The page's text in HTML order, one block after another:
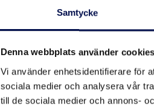
Samtycke
Denna webbplats använder cookies
Vi använder enhetsidentifierare för
sociala medier och analysera vår
till de sociala medier och annons-